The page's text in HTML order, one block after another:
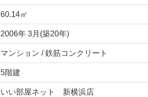
60.14㎡
2006年 3月(築20年)
マンション / 鉄筋コンクリート
5階建
いい部屋ネット 新横浜店